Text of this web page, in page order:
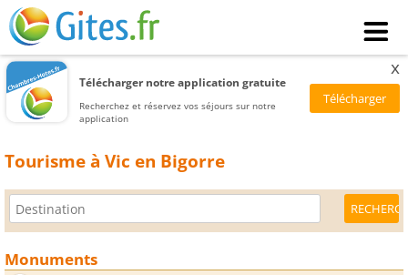
Télécharger notre application gratuite
Recherchez et réservez vos séjours sur notre
application
x
Tourisme à Vic en Bigorre
Monuments